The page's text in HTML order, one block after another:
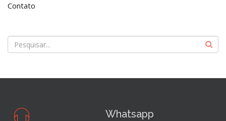
Contato
Whatsapp